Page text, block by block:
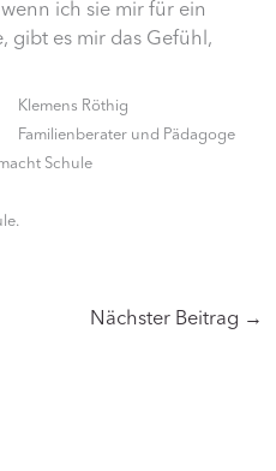
ich sie mir für ein
gibt es mir das Gefühl,
Klemens Röthig
Familienberater und Pädagoge
Schule
Nächster Beitrag →